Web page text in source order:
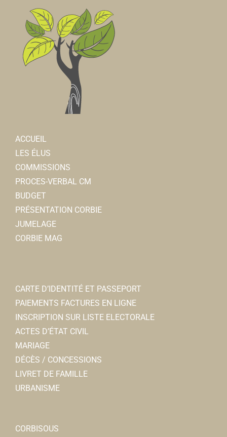
ACCUEIL
LES ÉLUS
COMMISSIONS
PROCES-VERBAL CM
BUDGET
PRÉSENTATION CORBIE
JUMELAGE
CORBIE MAG
CARTE D’IDENTITÉ ET PASSEPORT
PAIEMENTS FACTURES EN LIGNE
INSCRIPTION SUR LISTE ELECTORALE
ACTES D’ÉTAT CIVIL
MARIAGE
DÉCÈS / CONCESSIONS
LIVRET DE FAMILLE
URBANISME
CORBISOUS